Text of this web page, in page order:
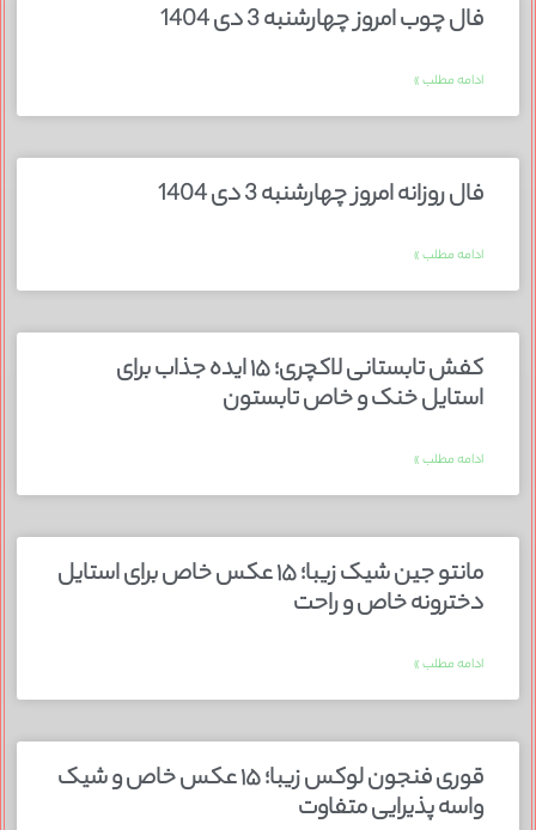
فال چوب امروز چهارشنبه 3 دی 1404
ادامه مطلب »
فال روزانه امروز چهارشنبه 3 دی 1404
ادامه مطلب »
کفش تابستانی لاکچری؛ ۱۵ ایده‌ جذاب برای
استایل خنک و خاص تابستون
ادامه مطلب »
مانتو جین شیک زیبا؛ ۱۵ عکس خاص برای استایل
دخترونه خاص و راحت
ادامه مطلب »
قوری فنجون لوکس زیبا؛ ۱۵ عکس خاص و شیک
واسه پذیرایی متفاوت